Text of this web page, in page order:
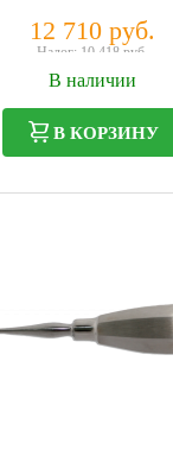
12 710 руб.
Налог: 10 418 руб.
В наличии
В КОРЗИНУ